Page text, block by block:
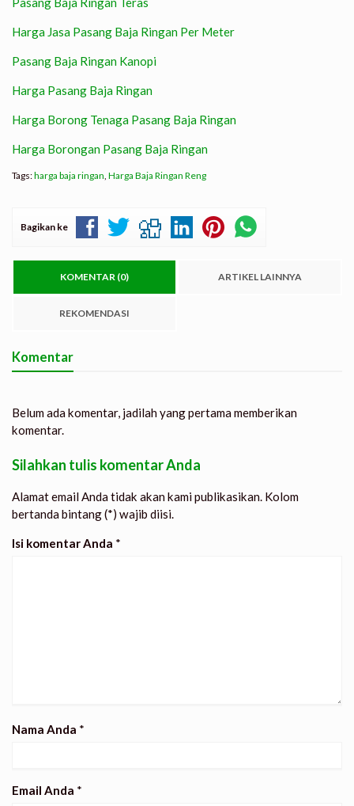
Harga Jasa Pasang Baja Ringan Per Meter
Pasang Baja Ringan Kanopi
Harga Pasang Baja Ringan
Harga Borong Tenaga Pasang Baja Ringan
Harga Borongan Pasang Baja Ringan
Tags:harga baja ringan Harga Baja Ringan Reng
Bagikan ke
KOMENTAR (0) ARTIKEL LAINNYA
REKOMENDASI
Komentar
Belum ada komentar, jadilah yang pertama memberikan
komentar.
Silahkan tulis komentar Anda
Alamat email Anda tidak akan kami publikasikan. Kolom
bertanda bintang (*) wajib diisi.
Isi komentar Anda *
Nama Anda *
Email Anda *